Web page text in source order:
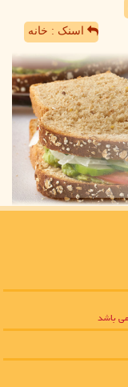
اسنک : خانه